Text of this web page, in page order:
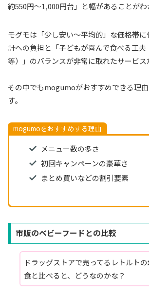
約550円〜1,000円台」と幅があることがわ
モグモは「少し安い〜平均的」な価格帯
計への負担と「子どもが喜んで食べる工夫
等）」のバランスが非常に取れたサービス
その中でもmogumoがおすすめできる理
す。
mogumoをおすすめする理由
メニュー数の多さ
初回キャンペーンの豪華さ
まとめ買いなどの割引要素
市販のベビーフードとの比較
ドラッグストアで売ってるレトルト
食と比べると、どうなのかな？